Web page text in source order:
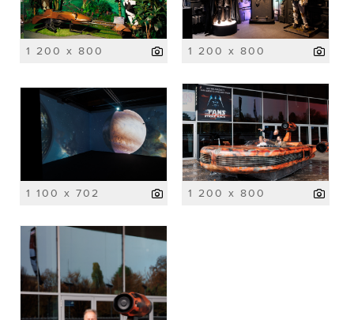
1 200 x 800 1 200 x 800
1 100 x 702 1 200 x 800